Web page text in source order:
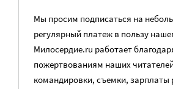
Мы просим подписаться на
регулярный платеж в пользу
Милосердие.ru работает
пожертвованиям наших
командировки, съемки, зарплаты